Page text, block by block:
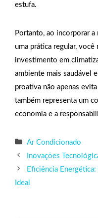
estufa.
Portanto, ao incorporar
uma prática regular,
investimento em
ambiente mais saudável
proativa não apenas
também representa um
economia e a
Categorias
Ar Condicionado
Inovações
Eficiência
Ideal